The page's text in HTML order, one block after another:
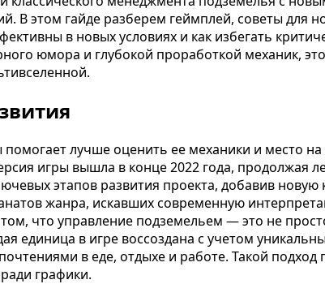
В этом гайде разберем геймплей, советы для
в новых условиях и как избегать
юмора и глубокой проработкой механик,
лучше оценить ее механики и место
игры вышла в конце 2022 года,
этапов развития проекта, добавив
жанра, искавших современную
что управление подземельем — это не
единица в игре воссоздана с учетом
в еде, отдыхе и работе. Такой подход
графики.